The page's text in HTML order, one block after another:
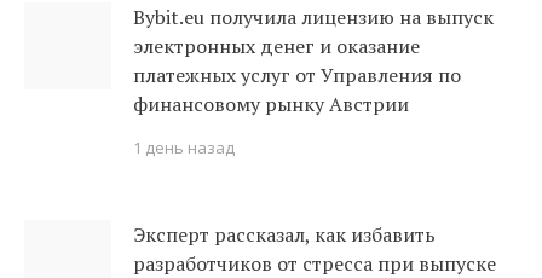
Bybit.eu получила лицензию на выпуск
электронных денег и оказание
платежных услуг от Управления по
финансовому рынку Австрии
1 день назад
Эксперт рассказал, как избавить
разработчиков от стресса при выпуске